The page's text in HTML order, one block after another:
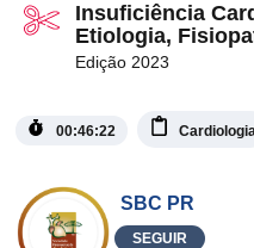
Insuficiência
Etiologia,
Quadro Clínico,
Edição 2023
00:46:22
SBC PR
SEGUIR